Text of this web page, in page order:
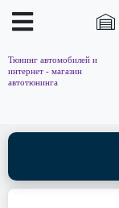
Тюнинг автомобилей и
интернет - магазин
автотюнинга